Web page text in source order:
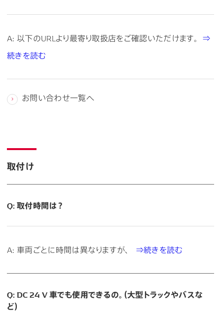
A: 以下のURLより最寄り取扱店をご確認いただけます。 ⇒
続きを読む
お問い合わせ一覧へ
取付け
Q: 取付時間は？
A: 車両ごとに時間は異なりますが、 ⇒続きを読む
Q: DC 24 V 車でも使用できるの。（大型トラックやバスな
ど）